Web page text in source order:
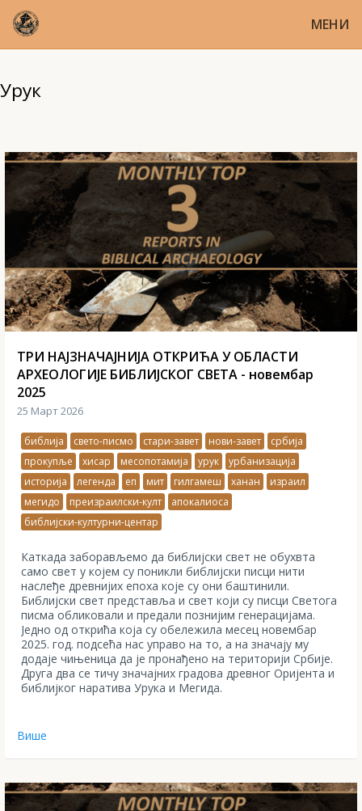
МЕНИ
Урук
ТРИ НАЈЗНАЧАЈНИЈА ОТКРИЋА У ОБЛАСТИ
АРХЕОЛОГИЈЕ БИБЛИЈСКОГ СВЕТА - новембар
2025
25 Март 2026
библија свето-писмо стари-завет нови-завет
србија
прокупље
хисар месопотамија урук
урбанизација
историја
легенда еп мит гилгамеш ханан
израил
мегидо
преизраилски-култ
апокалиоса
библијски-културни-центар
Каткада заборављемо да библијски свет не обухвта
само свет у којем су поникли библијски писци нити
наслеђе древнијих епоха које су они баштинили.
Библијски свет представља и свет који су писци Светoга
писма обликовали и предали познијим генерацијама.
Једно од открића која су обележила месец новембар
2025. год. подсећа нас управо на то, а на значају му
додаје чињеница да је пронађено на територији Србије.
Друга два се тичу значајних градова древног Оријента и
библијког наратива Урука и Мегида.
Више